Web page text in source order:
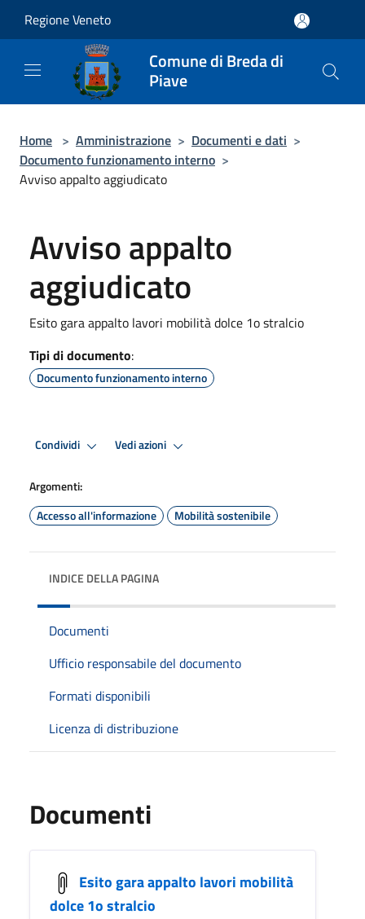
Regione Veneto
Comune di Breda di
Piave
Home > Amministrazione > Documenti e dati >
Documento funzionamento interno >
Avviso appalto aggiudicato
Avviso appalto
aggiudicato
Esito gara appalto lavori mobilità dolce 1o stralcio
Tipi di documento:
Documento funzionamento interno
Condividi Vedi azioni
Argomenti:
Accesso all'informazione
Mobilità sostenibile
INDICE DELLA PAGINA
Documenti
Ufficio responsabile del documento
Formati disponibili
Licenza di distribuzione
Documenti
Esito gara appalto lavori mobilità
dolce 1o stralcio